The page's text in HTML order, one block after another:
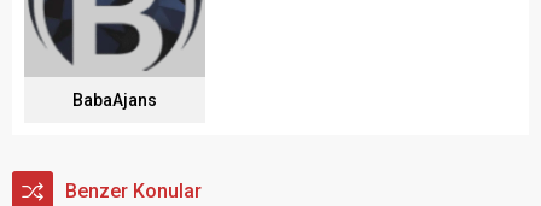
BabaAjans
Benzer Konular